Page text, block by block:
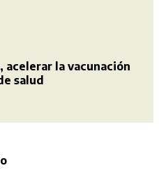
acelerar la vacunación
salud